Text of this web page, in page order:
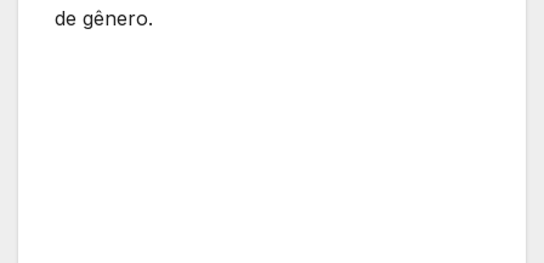
de gênero.